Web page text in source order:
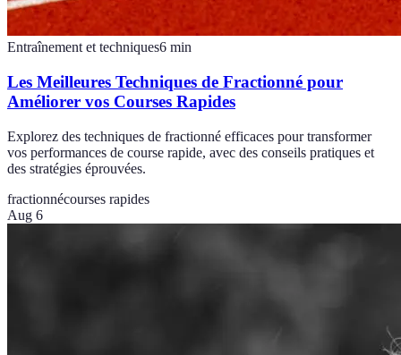
Entraînement et techniques6 min
Les Meilleures Techniques de Fractionné pour
Améliorer vos Courses Rapides
Explorez des techniques de fractionné efficaces pour transformer
vos performances de course rapide, avec des conseils pratiques et
des stratégies éprouvées.
fractionnécourses rapides
Aug 6